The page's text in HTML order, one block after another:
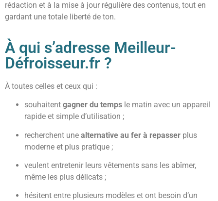
rédaction et à la mise à jour régulière des contenus, tout en
gardant une totale liberté de ton.
À qui s’adresse Meilleur-
Défroisseur.fr ?
À toutes celles et ceux qui :
souhaitent gagner du temps le matin avec un appareil
rapide et simple d’utilisation ;
recherchent une alternative au fer à repasser plus
moderne et plus pratique ;
veulent entretenir leurs vêtements sans les abîmer,
même les plus délicats ;
hésitent entre plusieurs modèles et ont besoin d’un